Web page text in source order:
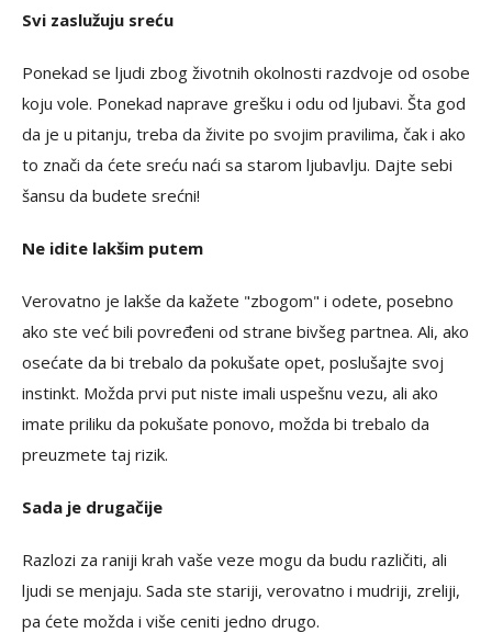
Svi zaslužuju sreću
Ponekad se ljudi zbog životnih okolnosti razdvoje od osobe
koju vole. Ponekad naprave grešku i odu od ljubavi. Šta god
da je u pitanju, treba da živite po svojim pravilima, čak i ako
to znači da ćete sreću naći sa starom ljubavlju. Dajte sebi
šansu da budete srećni!
Ne idite lakšim putem
Verovatno je lakše da kažete "zbogom" i odete, posebno
ako ste već bili povređeni od strane bivšeg partnea. Ali, ako
osećate da bi trebalo da pokušate opet, poslušajte svoj
instinkt. Možda prvi put niste imali uspešnu vezu, ali ako
imate priliku da pokušate ponovo, možda bi trebalo da
preuzmete taj rizik.
Sada je drugačije
Razlozi za raniji krah vaše veze mogu da budu različiti, ali
ljudi se menjaju. Sada ste stariji, verovatno i mudriji, zreliji,
pa ćete možda i više ceniti jedno drugo.